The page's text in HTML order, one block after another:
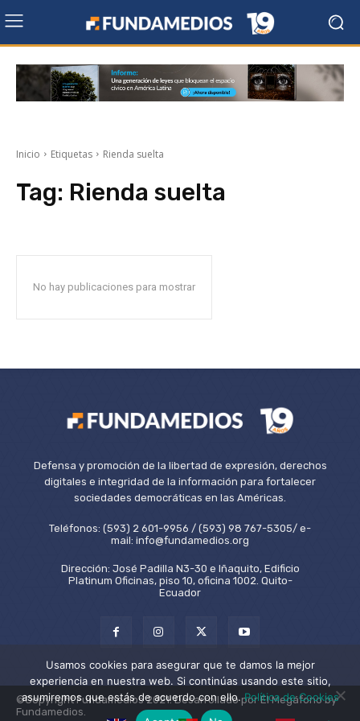
Inicio Etiquetas Rienda suelta
Tag: Rienda suelta
No hay publicaciones para mostrar
Defensa y promoción de la libertad de expresión, derechos
digitales e integridad de la información para fortalecer
sociedades democráticas en las Américas.
Teléfonos: (593) 2 601-9956 / (593) 98 767-5305/ e-
mail: info@fundamedios.org
Dirección: José Padilla N3-30 e Iñaquito, Edificio
Platinum Oficinas, piso 10, oficina 1002. Quito-
Ecuador
©Copyright Fundamedios 2021. Desarrollado por El Megáfono by
Fundamedios.
Usamos cookies para asegurar que te damos la mejor
experiencia en nuestra web. Si continúas usando este sitio,
asumiremos que estás de acuerdo con ello.Política de Cookies